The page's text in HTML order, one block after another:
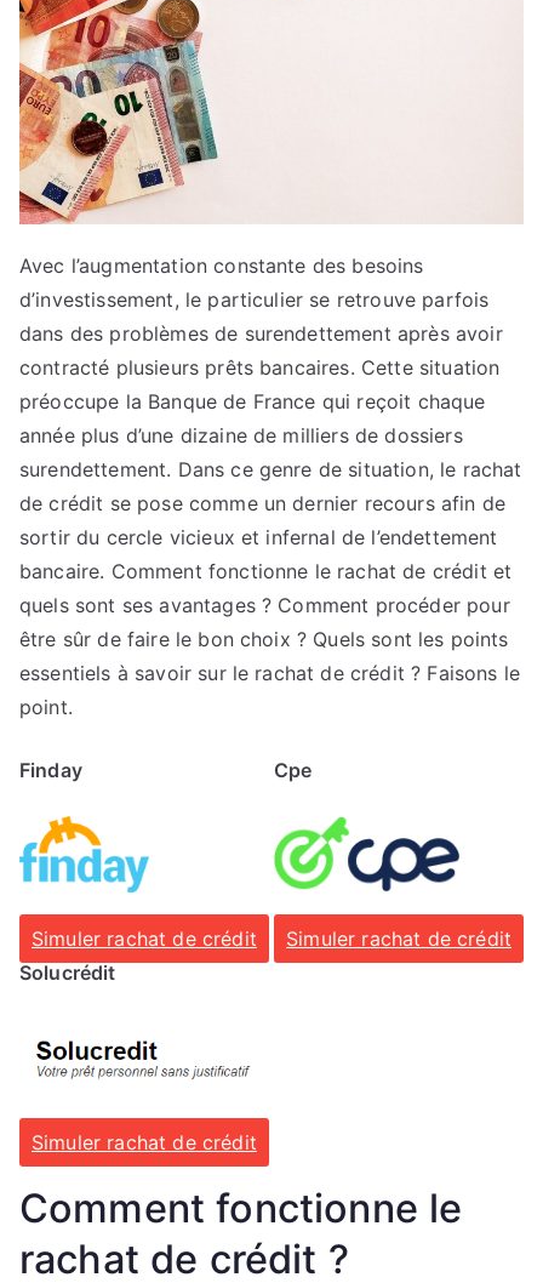
Avec l’augmentation constante des besoins
d’investissement, le particulier se retrouve parfois
dans des problèmes de surendettement après avoir
contracté plusieurs prêts bancaires. Cette situation
préoccupe la Banque de France qui reçoit chaque
année plus d’une dizaine de milliers de dossiers
surendettement. Dans ce genre de situation, le rachat
de crédit se pose comme un dernier recours afin de
sortir du cercle vicieux et infernal de l’endettement
bancaire. Comment fonctionne le rachat de crédit et
quels sont ses avantages ? Comment procéder pour
être sûr de faire le bon choix ? Quels sont les points
essentiels à savoir sur le rachat de crédit ? Faisons le
point.
Finday
Simuler rachat de crédit
Cpe
Simuler rachat de crédit
Solucrédit
Simuler rachat de crédit
Comment fonctionne le
rachat de crédit ?